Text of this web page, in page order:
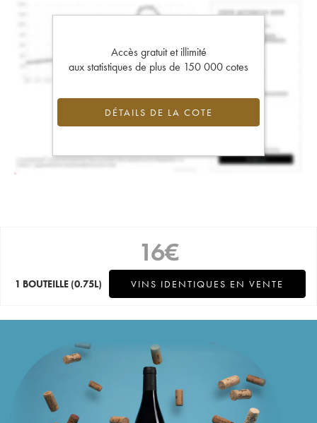
Accès gratuit et illimité
aux statistiques de plus de 150 000 cotes
DÉTAILS DE LA COTE
16€
1 BOUTEILLE (0.75L) VINS IDENTIQUES EN VENTE